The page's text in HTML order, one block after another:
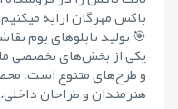
باکس مهرگان ارایه
🎯 تولید تابلوهای بوم
یکی از بخش‌های تخصصی ما،
و طرح‌های متنوع است؛
هنرمندان و طراحان داخلی.